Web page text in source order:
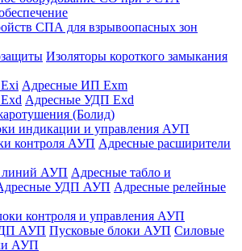
СПА для взрывоопасных зон
Изоляторы короткого замыкания
Адресные ИП Exm
Адресные УДП Exd
(Болид)
индикации и управления АУП
контроля АУП Адресные расширители
линий АУП Адресные табло и
УДП АУП Адресные релейные
контроля и управления АУП
АУП Пусковые блоки АУП Силовые
АУП